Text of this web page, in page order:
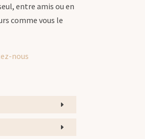
entre amis ou en
comme vous le
nous